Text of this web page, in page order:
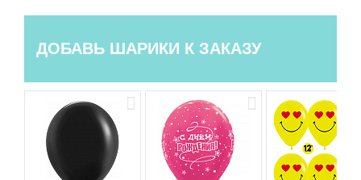
ДОБАВЬ ШАРИКИ К ЗАКАЗУ